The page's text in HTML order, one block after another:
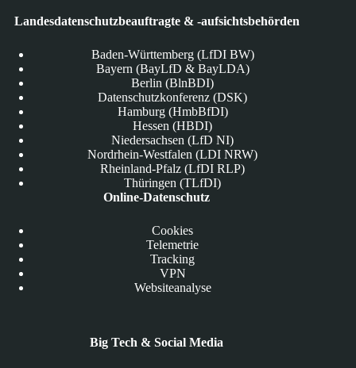
Landesdatenschutzbeauftragte & -aufsichtsbehörden
Baden-Württemberg (LfDI BW)
Bayern (BayLfD & BayLDA)
Berlin (BlnBDI)
Datenschutzkonferenz (DSK)
Hamburg (HmbBfDI)
Hessen (HBDI)
Niedersachsen (LfD NI)
Nordrhein-Westfalen (LDI NRW)
Rheinland-Pfalz (LfDI RLP)
Thüringen (TLfDI)
Online-Datenschutz
Cookies
Telemetrie
Tracking
VPN
Websiteanalyse
Big Tech & Social Media